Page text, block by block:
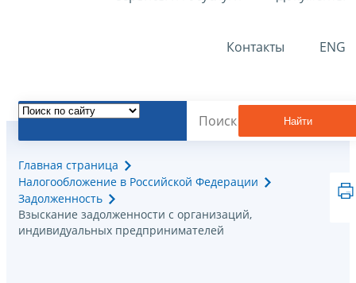
Контакты ENG
Найти
Главная страница
Налогообложение в Российской Федерации
Задолженность
Взыскание задолженности с организаций,
индивидуальных предпринимателей